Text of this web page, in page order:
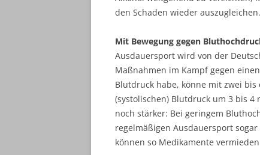
den Schaden wieder auszugleichen.
Mit Bewegung gegen
Ausdauersport wird von der
Maßnahmen im Kampf gegen
Blutdruck habe, könne mit zwei
(systolischen) Blutdruck um 3 bis 4
noch stärker: Bei geringem
regelmäßigen Ausdauersport
können so Medikamente